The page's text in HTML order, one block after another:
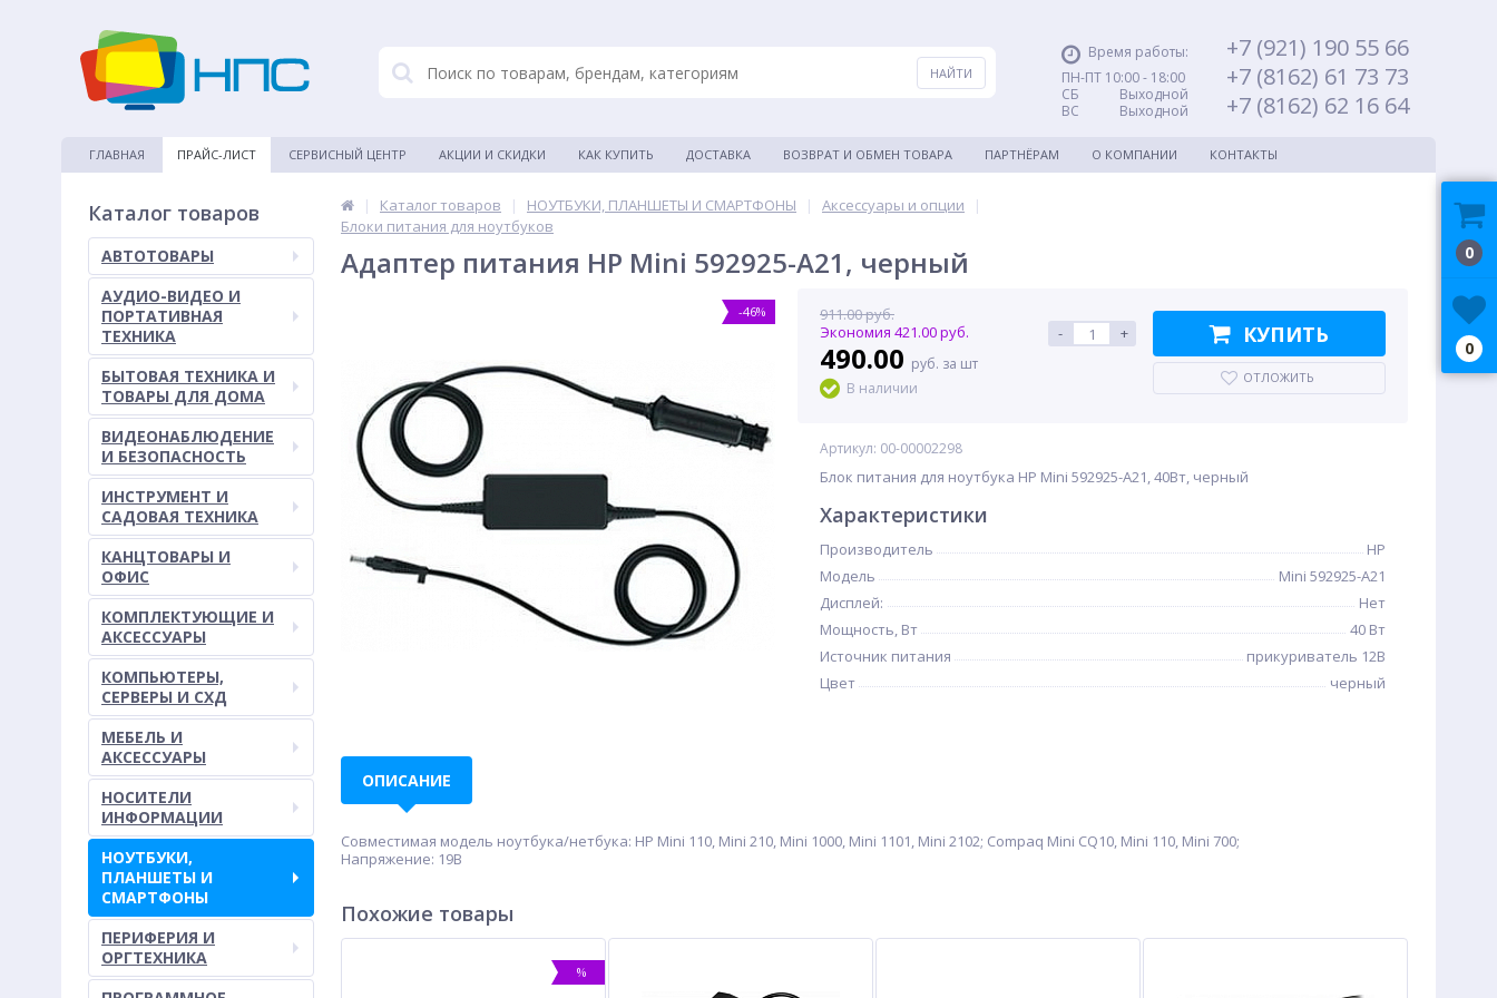
Время работы:
ПН-ПТ 10:00 - 18:00
СБ Выходной
ВС Выходной
+7 (921) 190 55 66
+7 (8162) 61 73 73
+7 (8162) 62 16 64
ГЛАВНАЯ ПРАЙС-ЛИСТ СЕРВИСНЫЙ ЦЕНТР АКЦИИ И СКИДКИ КАК КУПИТЬ ДОСТАВКА ВОЗВРАТ И ОБМЕН ТОВАРА ПАРТНЁРАМ О КОМПАНИИ КОНТАКТЫ
Каталог товаров
АВТОТОВАРЫ
АУДИО-ВИДЕО И
ПОРТАТИВНАЯ
ТЕХНИКА
БЫТОВАЯ ТЕХНИКА И
ТОВАРЫ ДЛЯ ДОМА
ВИДЕОНАБЛЮДЕНИЕ
И БЕЗОПАСНОСТЬ
ИНСТРУМЕНТ И
САДОВАЯ ТЕХНИКА
КАНЦТОВАРЫ И
ОФИС
КОМПЛЕКТУЮЩИЕ И
АКСЕССУАРЫ
КОМПЬЮТЕРЫ,
СЕРВЕРЫ И СХД
МЕБЕЛЬ И
АКСЕССУАРЫ
НОСИТЕЛИ
ИНФОРМАЦИИ
НОУТБУКИ,
ПЛАНШЕТЫ И
СМАРТФОНЫ
ПЕРИФЕРИЯ И
ОРГТЕХНИКА
| Каталог товаров | НОУТБУКИ, ПЛАНШЕТЫ И СМАРТФОНЫ | Аксессуары и опции
|
Блоки питания для ноутбуков
Адаптер питания HP Mini 592925-A21, черный
-46%
911.00 руб.
Экономия 421.00 руб.
490.00 руб. за шт
В наличии
- + КУПИТЬ
ОТЛОЖИТЬ
Артикул: 00-00002298
Блок питания для ноутбука HP Mini 592925-A21, 40Вт, черный
Характеристики
Производитель
HP
Модель
Mini 592925-A21
Дисплей:
Нет
Мощность, Вт
40 Вт
Источник питания
прикуриватель 12В
Цвет
черный
ОПИСАНИЕ
Совместимая модель ноутбука/нетбука: HP Mini 110, Mini 210, Mini 1000, Mini 1101, Mini 2102; Compaq Mini CQ10, Mini 110, Mini 700;
Напряжение: 19В
Похожие товары
%
0
0